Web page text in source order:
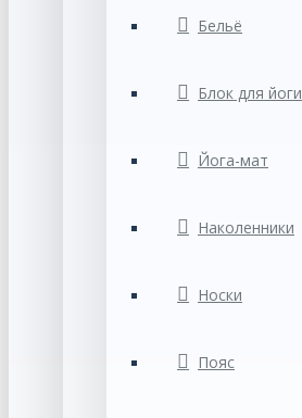
Бельё
Блок для йоги
Йога-мат
Наколенники
Носки
Пояс